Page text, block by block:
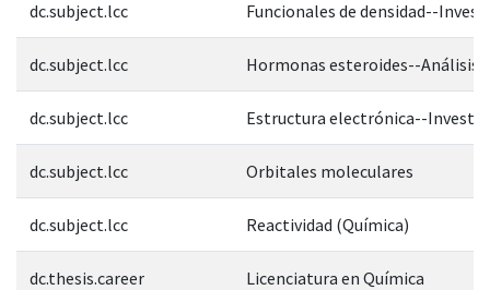
dc.subject.lcc Funcionales de densidad--
dc.subject.lcc Hormonas esteroides--Análisis
dc.subject.lcc Estructura electrónica--
dc.subject.lcc Orbitales moleculares
dc.subject.lcc Reactividad (Química)
dc.thesis.career Licenciatura en Química